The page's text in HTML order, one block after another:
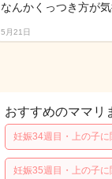
なんかくっつき方が
5月21日
おすすめのママリ
妊娠34週目・上の子
妊娠35週目・上の子